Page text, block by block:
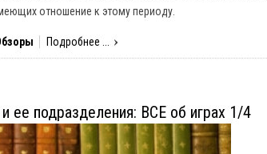
отношение к этому периоду.
Подробнее ...
ее подразделения: ВСЕ об играх 1/4